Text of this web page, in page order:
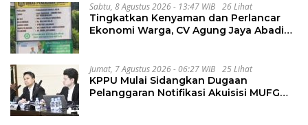
Sabtu, 8 Agustus 2026 - 13:47 WIB 26 Lihat
Tingkatkan Kenyaman dan Perlancar
Ekonomi Warga, CV Agung Jaya Abadi
Jumat, 7 Agustus 2026 - 06:27 WIB 25 Lihat
KPPU Mulai Sidangkan Dugaan
Pelanggaran Notifikasi Akuisisi MUFG